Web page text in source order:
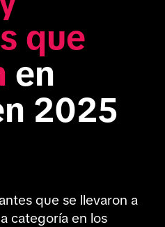
que
en
2025
que se llevaron a
categoría en los